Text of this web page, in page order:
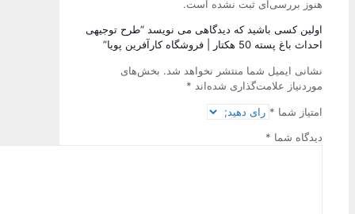
هنوز بررسی‌ای ثبت نشده است.
اولین کسی باشید که دیدگاهی می نویسد “طرح توجیهی
احداث باغ پسته 50 هکتار | فروشگاه کارآفرین پویا”
نشانی ایمیل شما منتشر نخواهد شد. بخش‌های
موردنیاز علامت‌گذاری شده‌اند*
امتیاز شما*
دیدگاه شما*